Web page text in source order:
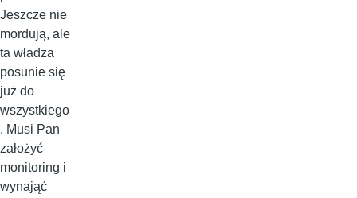
Jeszcze nie
mordują, ale
ta władza
posunie się
już do
wszystkiego
. Musi Pan
założyć
monitoring i
wynająć